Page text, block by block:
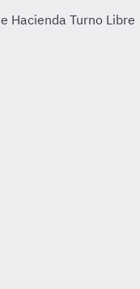
Hacienda Turno Libre